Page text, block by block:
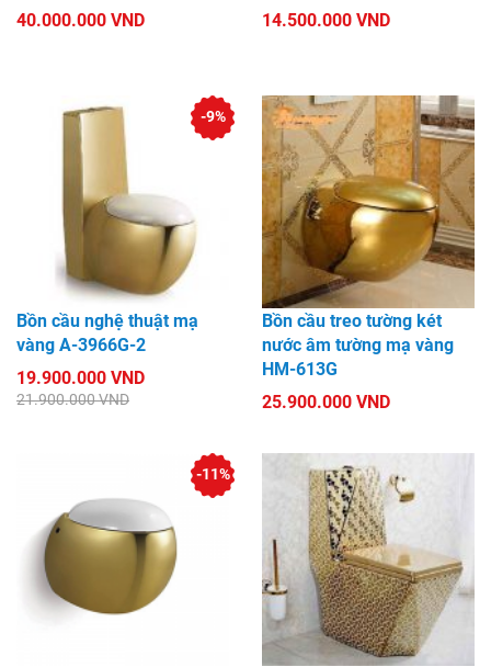
40.000.000 VND
14.500.000 VND
Bồn cầu nghệ thuật mạ
vàng A-3966G-2
19.900.000 VND
21.900.000 VND
-9%
Bồn cầu treo tường két
nước âm tường mạ vàng
HM-613G
25.900.000 VND
-11%